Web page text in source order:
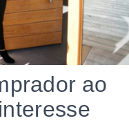
ao